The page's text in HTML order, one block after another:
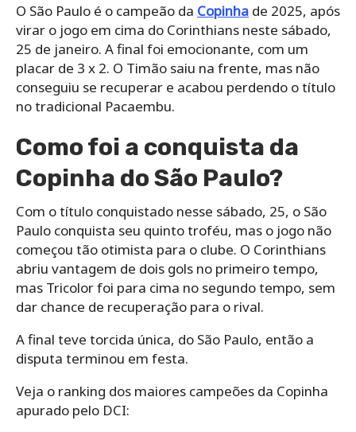
O São Paulo é o campeão da Copinha de 2025, após
virar o jogo em cima do Corinthians neste sábado,
25 de janeiro. A final foi emocionante, com um
placar de 3 x 2. O Timão saiu na frente, mas não
conseguiu se recuperar e acabou perdendo o título
no tradicional Pacaembu.
Como foi a conquista da
Copinha do São Paulo?
Com o título conquistado nesse sábado, 25, o São
Paulo conquista seu quinto troféu, mas o jogo não
começou tão otimista para o clube. O Corinthians
abriu vantagem de dois gols no primeiro tempo,
mas Tricolor foi para cima no segundo tempo, sem
dar chance de recuperação para o rival.
A final teve torcida única, do São Paulo, então a
disputa terminou em festa.
Veja o ranking dos maiores campeões da Copinha
apurado pelo DCI: